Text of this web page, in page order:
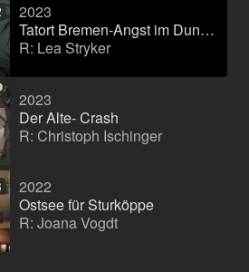
2023
Tatort Bremen-Angst im Dunkeln
R: Lea Stryker
2023
Der Alte- Crash
R: Christoph Ischinger
2022
Ostsee für Sturköppe
R: Joana Vogdt